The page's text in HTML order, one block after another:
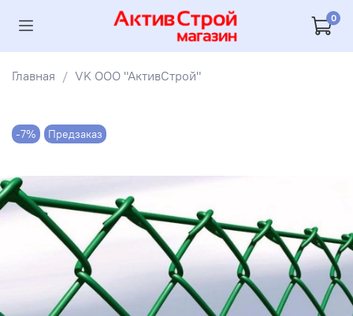
0
Главная VK ООО "АктивСтрой"
-7% Предзаказ